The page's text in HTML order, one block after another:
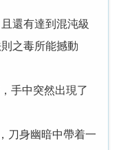
還有達到混沌級
之毒所能撼動
手中突然出現了
身幽暗中帶着一